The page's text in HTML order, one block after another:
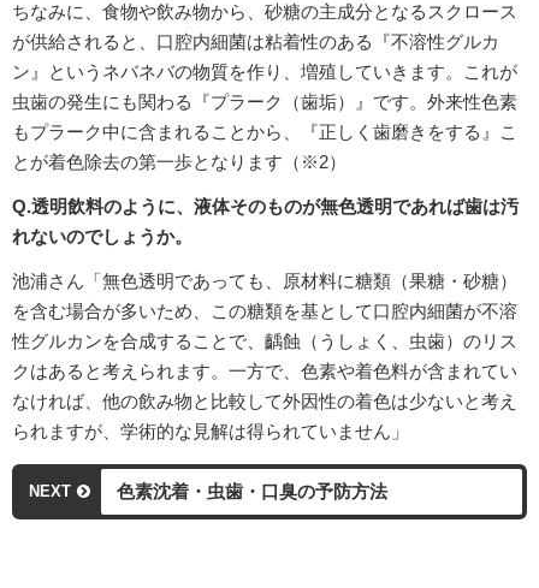
ちなみに、食物や飲み物から、砂糖の主成分となるスクロース
が供給されると、口腔内細菌は粘着性のある『不溶性グルカ
ン』というネバネバの物質を作り、増殖していきます。これが
虫歯の発生にも関わる『プラーク（歯垢）』です。外来性色素
もプラーク中に含まれることから、『正しく歯磨きをする』こ
とが着色除去の第一歩となります（※2）
Q.透明飲料のように、液体そのものが無色透明であれば歯は汚
れないのでしょうか。
池浦さん「無色透明であっても、原材料に糖類（果糖・砂糖）
を含む場合が多いため、この糖類を基として口腔内細菌が不溶
性グルカンを合成することで、齲蝕（うしょく、虫歯）のリス
クはあると考えられます。一方で、色素や着色料が含まれてい
なければ、他の飲み物と比較して外因性の着色は少ないと考え
られますが、学術的な見解は得られていません」
NEXT 色素沈着・虫歯・口臭の予防方法